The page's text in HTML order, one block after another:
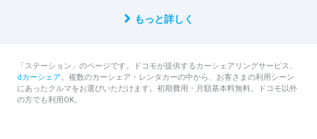
もっと詳しく
「ステーション」のページです。ドコモが提供するカーシェアリングサービス、
dカーシェア。複数のカーシェア・レンタカーの中から、お客さまの利用シーン
にあったクルマをお選びいただけます。初期費用・月額基本料無料。ドコモ以外
の方でも利用OK。